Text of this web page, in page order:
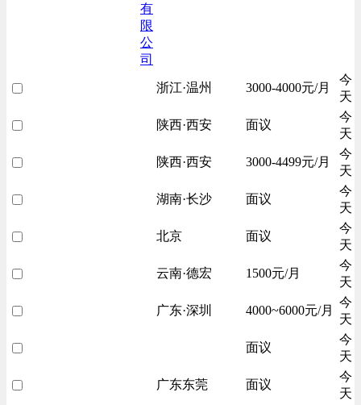
有
限
公
司
浙江·温州 3000-4000元/月
今
天
陕西·西安 面议
今
天
陕西·西安 3000-4499元/月
今
天
湖南·长沙 面议
今
天
北京 面议
今
天
云南·德宏 1500元/月
今
天
广东·深圳 4000~6000元/月
今
天
面议
今
天
广东东莞 面议
今
天